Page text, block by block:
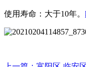
使用寿命：大于10年。